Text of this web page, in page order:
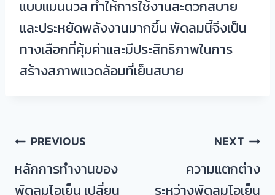
แบบแมนนวล ทำให้การใช้งานสะดวกสบาย
และประหยัดพลังงานมากขึ้น พัดลมนี้จึงเป็น
ทางเลือกที่คุ้มค่าและมีประสิทธิภาพในการ
สร้างสภาพแวดล้อมที่เย็นสบาย
แนะแนว
เรื่อง
PREVIOUS
หลักการทำงานของ
พัดลมไอเย็น เปลี่ยน
NEXT
ความแตกต่าง
ระหว่างพัดลมไอเย็น